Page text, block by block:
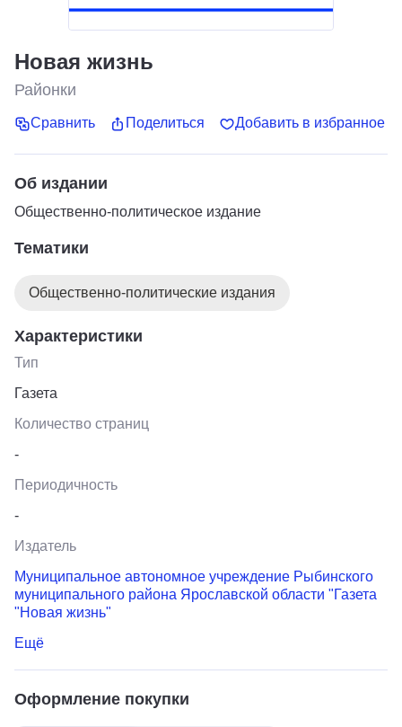
Новая жизнь
Районки
Сравнить Поделиться Добавить в избранное
Об издании
Общественно-политическое издание
Тематики
Общественно-политические издания
Характеристики
Тип
Газета
Количество страниц
-
Периодичность
-
Издатель
Муниципальное автономное учреждение Рыбинского
муниципального района Ярославской области "Газета
"Новая жизнь"
Ещё
Оформление покупки